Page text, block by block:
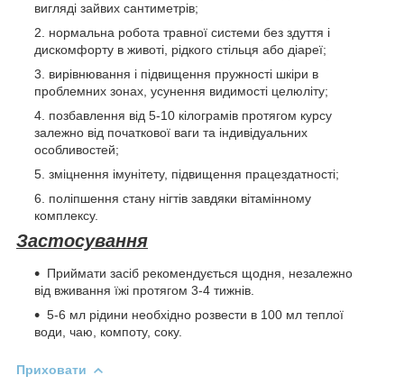
вигляді зайвих сантиметрів;
нормальна робота травної системи без здуття і
дискомфорту в животі, рідкого стільця або діареї;
вирівнювання і підвищення пружності шкіри в
проблемних зонах, усунення видимості целюліту;
позбавлення від 5-10 кілограмів протягом курсу
залежно від початкової ваги та індивідуальних
особливостей;
зміцнення імунітету, підвищення працездатності;
поліпшення стану нігтів завдяки вітамінному
комплексу.
Застосування
Приймати засіб рекомендується щодня, незалежно
від вживання їжі протягом 3-4 тижнів.
5-6 мл рідини необхідно розвести в 100 мл теплої
води, чаю, компоту, соку.
Приховати